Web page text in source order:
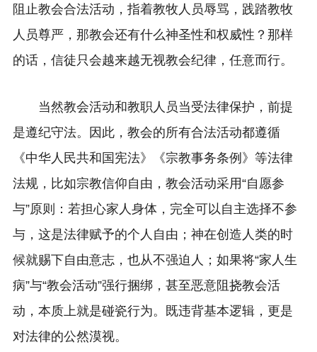
阻止教会合法活动，指着教牧人员辱骂，践踏教牧
人员尊严，那教会还有什么神圣性和权威性？那样
的话，信徒只会越来越无视教会纪律，任意而行。
当然教会活动和教职人员当受法律保护，前提
是遵纪守法。因此，教会的所有合法活动都遵循
《中华人民共和国宪法》《宗教事务条例》等法律
法规，比如宗教信仰自由，教会活动采用“自愿参
与”原则：若担心家人身体，完全可以自主选择不参
与，这是法律赋予的个人自由；神在创造人类的时
候就赐下自由意志，也从不强迫人；如果将“家人生
病”与“教会活动”强行捆绑，甚至恶意阻挠教会活
动，本质上就是碰瓷行为。既违背基本逻辑，更是
对法律的公然漠视。